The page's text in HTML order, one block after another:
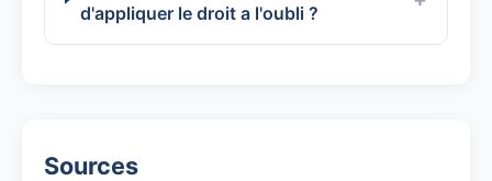
d'appliquer le droit a l'oubli ?
Sources